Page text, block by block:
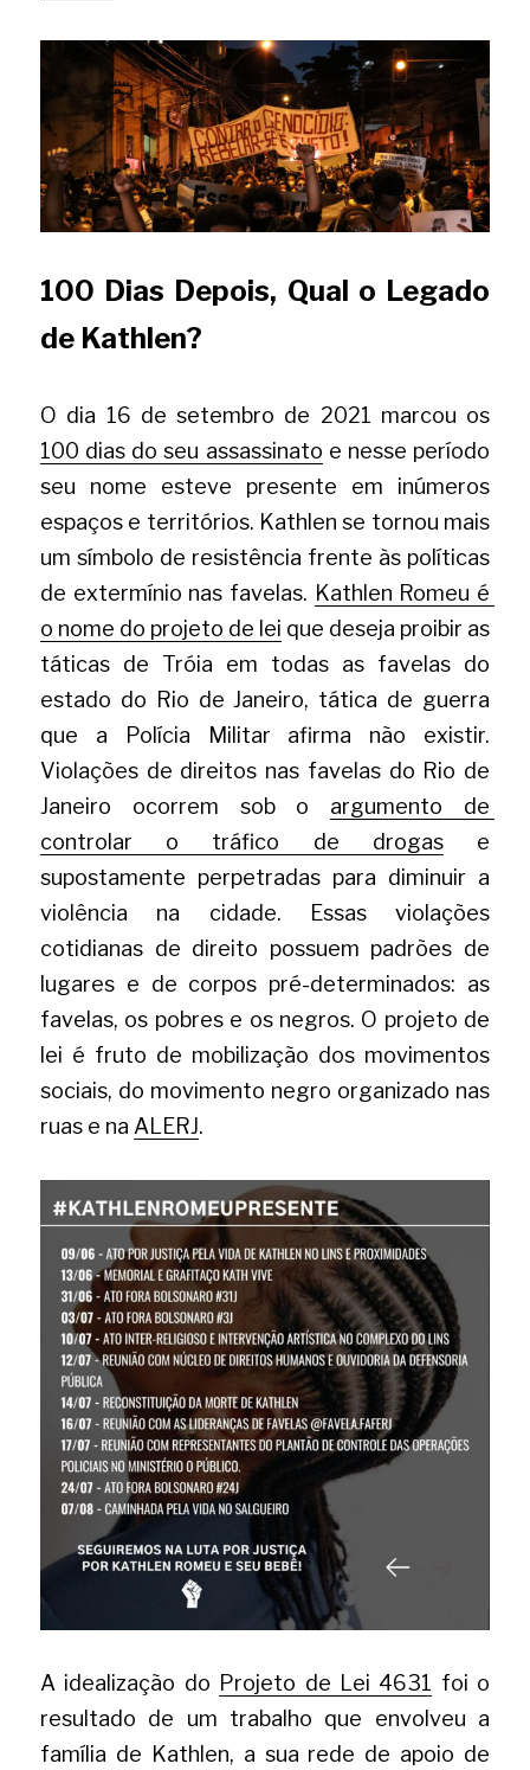
100 Dias Depois, Qual o Legado
de Kathlen?
O dia 16 de setembro de 2021 marcou os
100 dias do seu assassinato e nesse período
seu nome esteve presente em inúmeros
espaços e territórios. Kathlen se tornou mais
um símbolo de resistência frente às políticas
de extermínio nas favelas. Kathlen Romeu é
o nome do projeto de lei que deseja proibir as
táticas de Tróia em todas as favelas do
estado do Rio de Janeiro, tática de guerra
que a Polícia Militar afirma não existir.
Violações de direitos nas favelas do Rio de
Janeiro ocorrem sob o
argumento de
controlar o tráfico de drogas
e
supostamente perpetradas para diminuir a
violência na cidade. Essas violações
cotidianas de direito possuem padrões de
lugares e de corpos pré-determinados: as
favelas, os pobres e os negros. O projeto de
lei é fruto de mobilização dos movimentos
sociais, do movimento negro organizado nas
ruas e na ALERJ.
A idealização do Projeto de Lei 4631 foi o
resultado de um trabalho que envolveu a
família de Kathlen, a sua rede de apoio de